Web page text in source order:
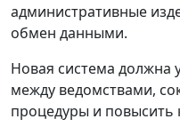
административные
обмен данными.
Новая система должна
между ведомствами,
процедуры и повысить